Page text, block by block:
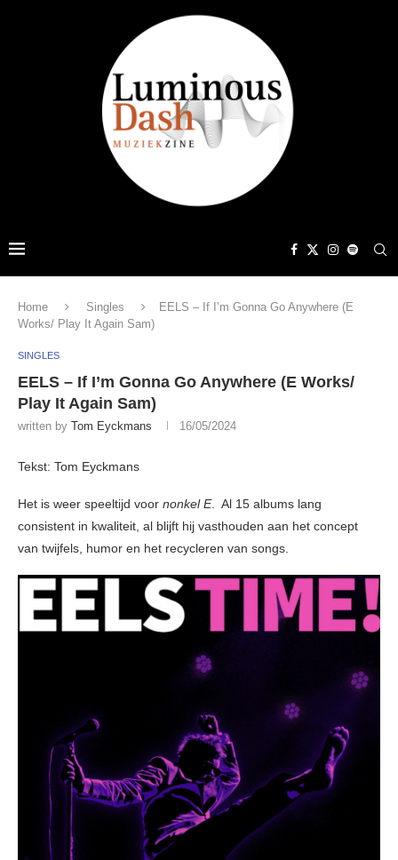
Home Singles
EELS – If I’m Gonna Go Anywhere (E
Works/ Play It Again Sam)
SINGLES
EELS – If I’m Gonna Go Anywhere (E Works/
Play It Again Sam)
written by Tom Eyckmans 16/05/2024
Tekst: Tom Eyckmans
Het is weer speeltijd voor nonkel E. Al 15 albums lang
consistent in kwaliteit, al blijft hij vasthouden aan het concept
van twijfels, humor en het recycleren van songs.